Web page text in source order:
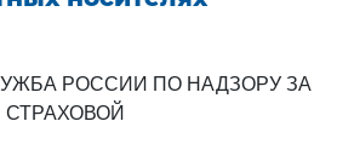
РОССИИ ПО НАДЗОРУ ЗА
СТРАХОВОЙ